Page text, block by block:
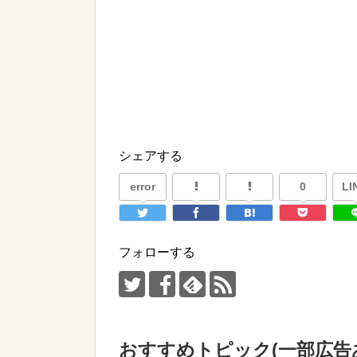
シェアする
error 0
フォローする
おすすめトピック(一部広告